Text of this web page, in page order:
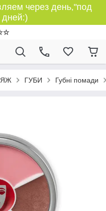
через день,"под
дней:)
ГУБИ Губні помади